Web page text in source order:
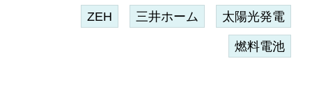
ZEH 三井ホーム 太陽光発電
燃料電池